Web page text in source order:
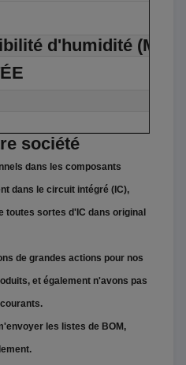
d'humidité (MSL)
société
dans les composants
dans le circuit intégré (IC),
toutes sortes d'IC dans original
de grandes actions pour nos
et également n'avons pas
les listes de BOM,